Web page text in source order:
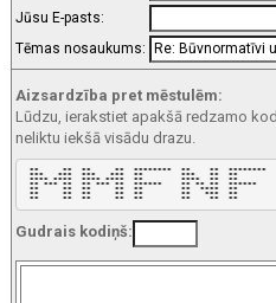
Jūsu E-pasts:
Tēmas nosaukums:
Aizsardzība pret mēstulēm:
Lūdzu, ierakstiet apakšā redzamo
neliktu iekšā visādu drazu.
**     **  **     **  ********  **    **  ********
***   ***  ***   ***  **        ***   **  **
**** ****  **** ****  **        ****  **  **
** *** **  ** *** **  ******    ** ** **  ******
**     **  **     **  **        **  ****  **
**     **  **     **  **        **   ***  **
**     **  **     **  **        **    **  **
Gudrais kodiņš: